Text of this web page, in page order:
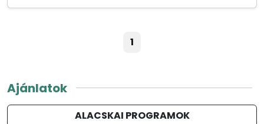
1
Ajánlatok
ALACSKAI PROGRAMOK